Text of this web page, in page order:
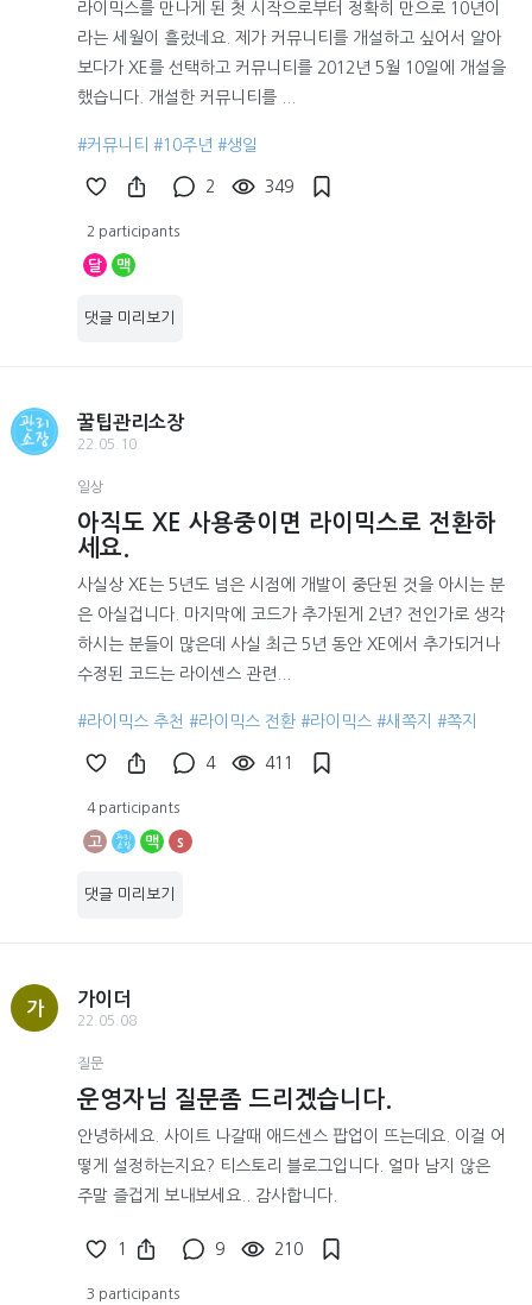
라이믹스를 만나게 된 첫 시작으로부터 정확히 만으로 10년이
라는 세월이 흘렀네요. 제가 커뮤니티를 개설하고 싶어서 알아
보다가 XE를 선택하고 커뮤니티를 2012년 5월 10일에 개설을
했습니다. 개설한 커뮤니티를 ...
#커뮤니티 #10주년 #생일
2 349
2 participants
달 맥
댓글 미리보기
꿀팁관리소장
22.05.10
일상
아직도 XE 사용중이면 라이믹스로 전환하
세요.
사실상 XE는 5년도 넘은 시점에 개발이 중단된 것을 아시는 분
은 아실겁니다. 마지막에 코드가 추가된게 2년? 전인가로 생각
하시는 분들이 많은데 사실 최근 5년 동안 XE에서 추가되거나
수정된 코드는 라이센스 관련...
#라이믹스 추천 #라이믹스 전환 #라이믹스 #새쪽지 #쪽지
4 411
4 participants
고 맥 s
댓글 미리보기
가
가이더
22.05.08
질문
운영자님 질문좀 드리겠습니다.
안녕하세요. 사이트 나갈때 애드센스 팝업이 뜨는데요. 이걸 어
떻게 설정하는지요? 티스토리 블로그입니다. 얼마 남지 않은
주말 즐겁게 보내보세요.. 감사합니다.
1 9 210
3 participants